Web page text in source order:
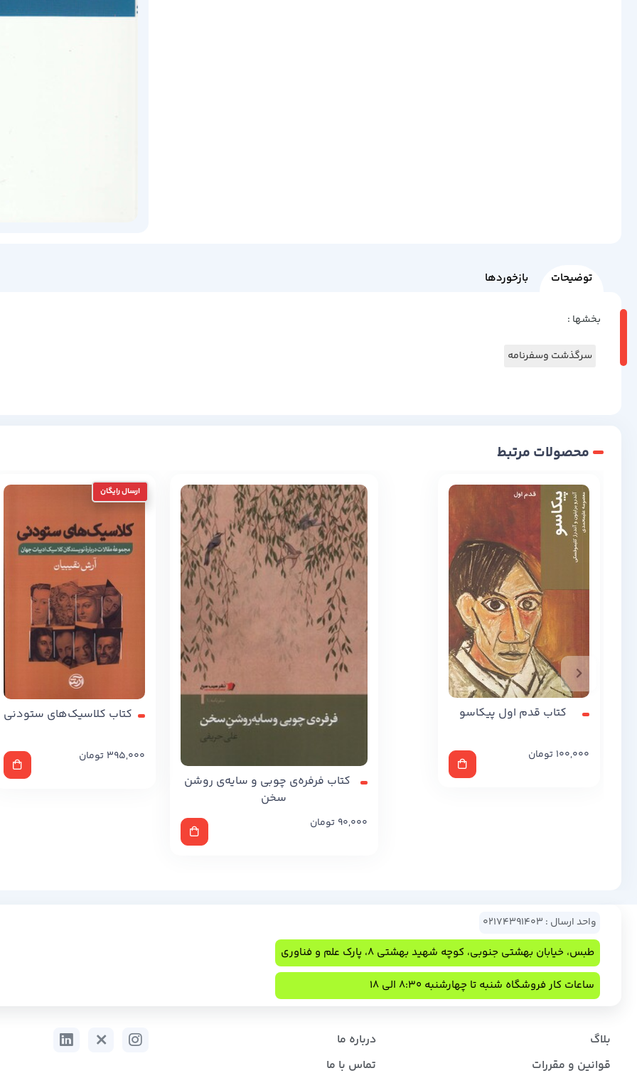
توضیحات بازخوردها
بخشها :
سرگذشت وسفرنامه
محصولات مرتبط
کتاب قدم اول پیکاسو
100,000 تومان
کتاب فرفره‌ی چوبی و سایه‌ی روشن
سخن
90,000 تومان
کتاب کلاسیک‌های ستودنی
395,000 تومان
واحد ارسال : 02174391403
طبس، خیابان بهشتی جنوبی، کوچه شهید بهشتی 8، پارک علم و فناوری
ساعات کار فروشگاه شنبه تا چهارشنبه 8:30 الی 18
بلاگ
درباره ما
قوانین و مقررات
تماس با ما